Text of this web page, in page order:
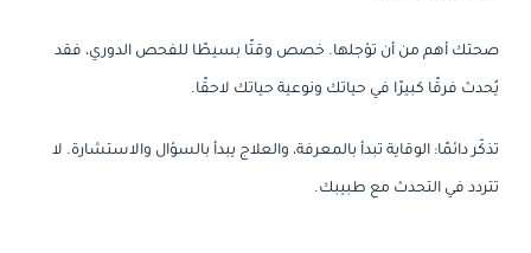
صحتك أهم من أن تؤجلها. خصص وقتًا بسيطًا للفحص الدوري، فقد
يُحدث فرقًا كبيرًا في حياتك ونوعية حياتك لاحقًا.
تذكّر دائمًا: الوقاية تبدأ بالمعرفة، والعلاج يبدأ بالسؤال والاستشارة. لا
تتردد في التحدث مع طبيبك.